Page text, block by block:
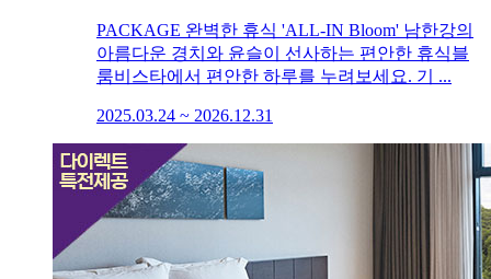
PACKAGE 완벽한 휴식 'ALL-IN Bloom' 남한강의
아름다운 경치와 윤슬이 선사하는 편안한 휴식블
룸비스타에서 편안한 하루를 누려보세요. 기 ...
2025.03.24 ~ 2026.12.31